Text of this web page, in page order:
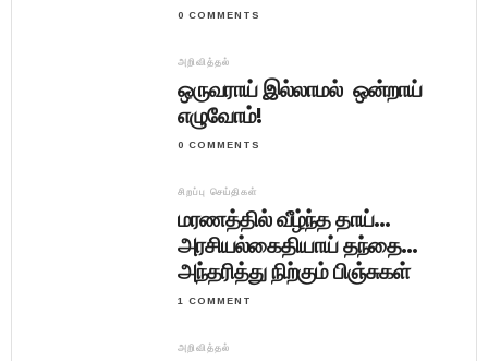
0 COMMENTS
அறிவித்தல்
ஒருவராய் இல்லாமல் ஒன்றாய்
எழுவோம்!
0 COMMENTS
சிறப்பு செய்திகள்
மரணத்தில் வீழ்ந்த தாய்…
அரசியல்கைதியாய் தந்தை…
அந்தரித்து நிற்கும் பிஞ்சுகள்
1 COMMENT
அறிவித்தல்